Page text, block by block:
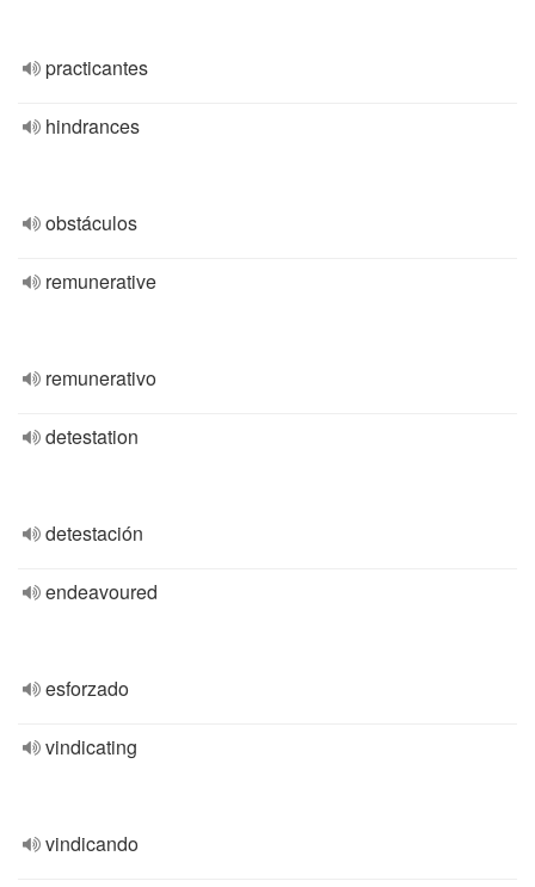
practicantes
hindrances
obstáculos
remunerative
remunerativo
detestation
detestación
endeavoured
esforzado
vindicating
vindicando